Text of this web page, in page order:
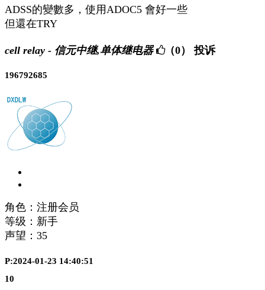
ADSS的變數多，使用ADOC5 會好一些
但還在TRY
cell relay - 信元中继,单体继电器 （0） 投诉
196792685
角色：注册会员
等级：新手
声望： 35
P:2024-01-23 14:40:51
10